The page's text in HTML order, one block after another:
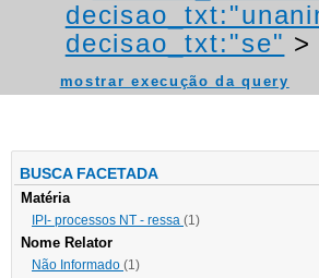
decisao_txt:"se" >
mostrar execução da query
BUSCA FACETADA
Matéria
IPI- processos NT - ressa (1)
Nome Relator
Não Informado (1)